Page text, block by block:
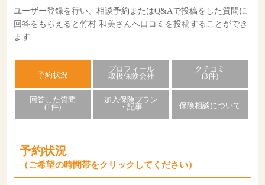
ユーザー登録を行い、相談予約またはQ&Aで投稿をした質問に
回答をもらえると竹村 和美さんへ口コミを投稿することができ
ます
予約状況
プロフィール
取扱保険会社
クチコミ
(3件)
回答した質問
(1件)
加入保険プラン
・記事
保険相談について
予約状況
（ご希望の時間帯をクリックしてください）